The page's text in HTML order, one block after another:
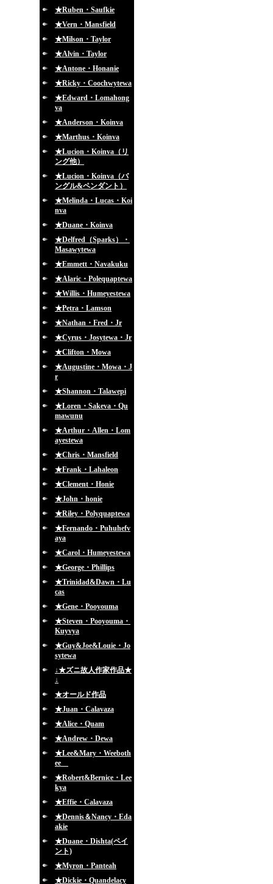
★Ruben・Saufkie
★Vern・Mansfield
★Milson・Taylor
★Alvin・Taylor
★Antone・Honanie
★Ricky・Coochwytewa
★Edward・Lomahong
va
★Anderson・Koinva
★Marthus・Koinva
★Lucion・Koinva（リ
ング他）
★Lucion・Koinva（バ
ングル&ペンダント）
★Melinda・Lucas・Koi
nva
★Duane・Koinva
★Delfred（Sparks）・
Masawytewa
★Emmett・Navakuku
★Alaric・Polequaptewa
★Willis・Humeyestewa
★Petra・Lamson
★Nathan・Fred・Jr
★Cyrus・Josytewa・Jr
★Clifton・Mowa
★Augustine・Mowa・J
r
★Shannon・Talawepi
★Loren・Sakeva・Qu
mawunu
★Arthur・Allen・Lom
ayestewa
★Chris・Mansfield
★Frank・Lahaleon
★Clement・Honie
★John・honie
★Riley・Polyquaptewa
★Fernando・Puhuhefv
aya
★Carol・Humeyestewa
★George・Phillips
★Trinidad&Dawn・Lu
cas
★Gene・Pooyouma
★Steven・Pooyouma・
Kuyvya
★Guy&Joe&Louie・Jo
sytewa
↓★ズニ故人作家作品★
↓
★オールド作品
★Juan・Calavaza
★Alice・Quam
★Andrew・Dewa
★Lee&Mary・Weeboth
ee
★Robert&Bernice・Lee
kya
★Effie・Calavaza
★Dennis＆Nancy・Eda
akie
★Duane・Dishta(ペイ
ント)
★Myron・Panteah
★Dickie・Quandelacy